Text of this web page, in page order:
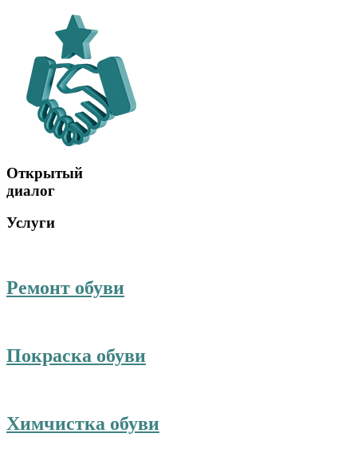
Открытый
диалог
Услуги
Ремонт обуви
Покраска обуви
Химчистка обуви